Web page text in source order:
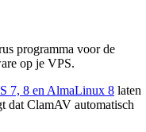
programma voor de
op je VPS.
7, 8 en AlmaLinux 8 laten
dat ClamAV automatisch